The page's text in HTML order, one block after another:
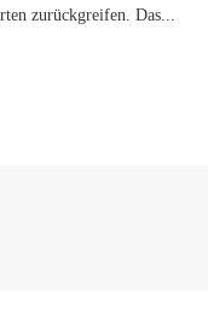
zurückgreifen. Das...
Deutschen